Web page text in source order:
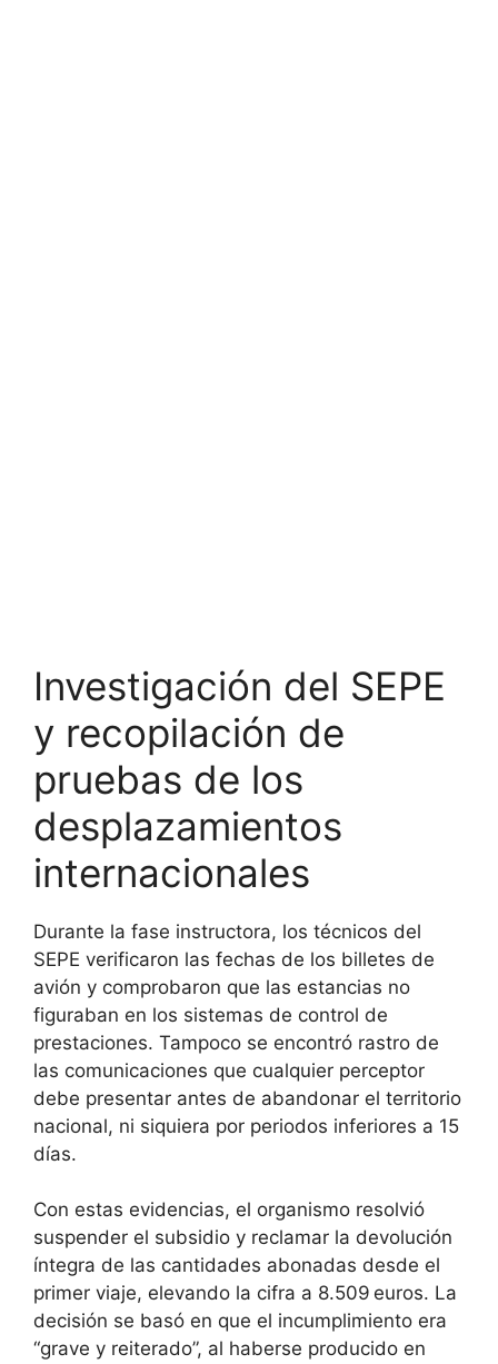
Investigación del SEPE
y recopilación de
pruebas de los
desplazamientos
internacionales
Durante la fase instructora, los técnicos del
SEPE verificaron las fechas de los billetes de
avión y comprobaron que las estancias no
figuraban en los sistemas de control de
prestaciones. Tampoco se encontró rastro de
las comunicaciones que cualquier perceptor
debe presentar antes de abandonar el territorio
nacional, ni siquiera por periodos inferiores a 15
días.
Con estas evidencias, el organismo resolvió
suspender el subsidio y reclamar la devolución
íntegra de las cantidades abonadas desde el
primer viaje, elevando la cifra a 8.509 euros. La
decisión se basó en que el incumplimiento era
“grave y reiterado”, al haberse producido en